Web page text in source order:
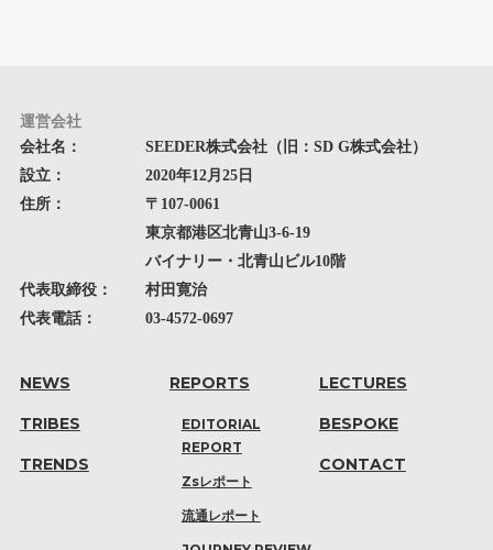
運営会社
会社名：
SEEDER株式会社（旧：SD G株式会社）
設立：
2020年12月25日
住所：
〒107-0061
東京都港区北青山3-6-19
バイナリー・北青山ビル10階
代表取締役：
村田寛治
代表電話：
03-4572-0697
NEWS
TRIBES
TRENDS
REPORTS
EDITORIAL
REPORT
Zsレポート
流通レポート
LECTURES
BESPOKE
CONTACT